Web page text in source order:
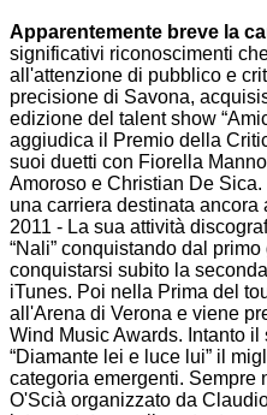
Apparentemente breve la
significativi riconoscimenti
all'attenzione di pubblico e
precisione di Savona,
edizione del talent show
aggiudica il Premio della
suoi duetti con Fiorella
Amoroso e Christian De
una carriera destinata
2011 - La sua attività
“Nali” conquistando dal
conquistarsi subito la
iTunes. Poi nella Prima del
all'Arena di Verona e viene
Wind Music Awards. Intanto il
“Diamante lei e luce lui” il
categoria emergenti. Sempre
O'Scià organizzato da